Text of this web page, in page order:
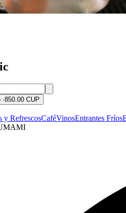
·850.00 CUP
y RefrescosCaféVinosEntrantes Fríos